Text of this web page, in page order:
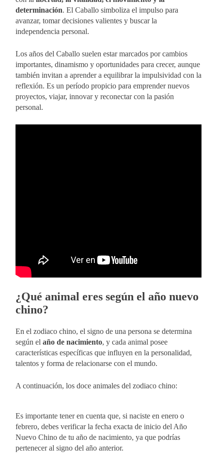
determinación. El Caballo simboliza el impulso para
avanzar, tomar decisiones valientes y buscar la
independencia personal.
Los años del Caballo suelen estar marcados por cambios
importantes, dinamismo y oportunidades para crecer, aunque
también invitan a aprender a equilibrar la impulsividad con la
reflexión. Es un período propicio para emprender nuevos
proyectos, viajar, innovar y reconectar con la pasión
personal.
¿Qué animal eres según el año nuevo
chino?
En el zodiaco chino, el signo de una persona se determina
según el año de nacimiento, y cada animal posee
características específicas que influyen en la personalidad,
talentos y forma de relacionarse con el mundo.
A continuación, los doce animales del zodiaco chino:
Es importante tener en cuenta que, si naciste en enero o
febrero, debes verificar la fecha exacta de inicio del Año
Nuevo Chino de tu año de nacimiento, ya que podrías
pertenecer al signo del año anterior.